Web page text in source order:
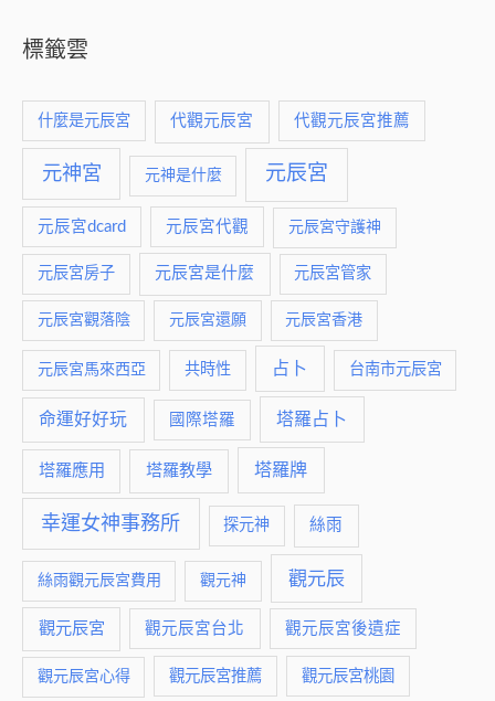
標籤雲
什麼是元辰宮 代觀元辰宮 代觀元辰宮推薦
元神宮 元神是什麼 元辰宮
元辰宮dcard 元辰宮代觀 元辰宮守護神
元辰宮房子 元辰宮是什麼 元辰宮管家
元辰宮觀落陰 元辰宮還願 元辰宮香港
元辰宮馬來西亞 共時性 占卜 台南市元辰宮
命運好好玩 國際塔羅 塔羅占卜
塔羅應用 塔羅教學 塔羅牌
幸運女神事務所 探元神 絲雨
絲雨觀元辰宮費用 觀元神 觀元辰
觀元辰宮 觀元辰宮台北 觀元辰宮後遺症
觀元辰宮心得 觀元辰宮推薦 觀元辰宮桃園